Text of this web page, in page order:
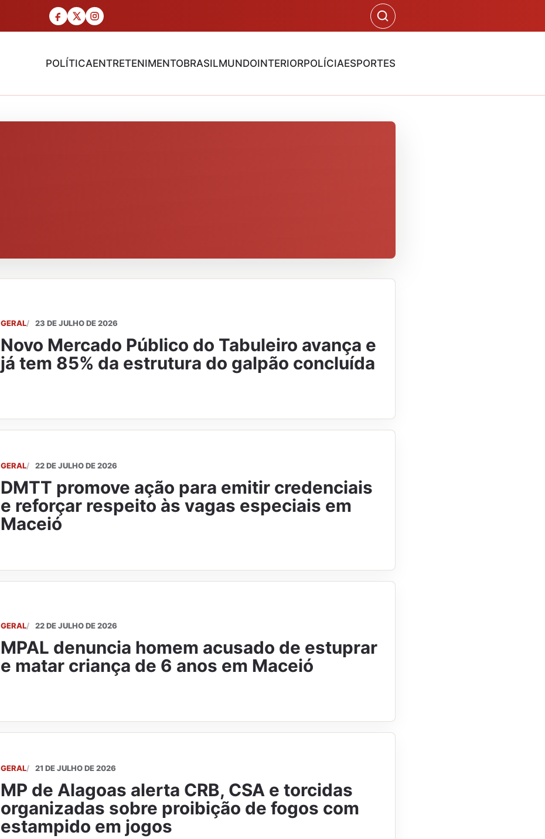
POLÍTICAENTRETENIMENTOBRASILMUNDOINTERIORPOLÍCIAESPORTES
GERAL 23 DE JULHO DE 2026
Novo Mercado Público do Tabuleiro avança e
já tem 85% da estrutura do galpão concluída
GERAL 22 DE JULHO DE 2026
DMTT promove ação para emitir credenciais
e reforçar respeito às vagas especiais em
Maceió
GERAL 22 DE JULHO DE 2026
MPAL denuncia homem acusado de estuprar
e matar criança de 6 anos em Maceió
GERAL 21 DE JULHO DE 2026
MP de Alagoas alerta CRB, CSA e torcidas
organizadas sobre proibição de fogos com
estampido em jogos